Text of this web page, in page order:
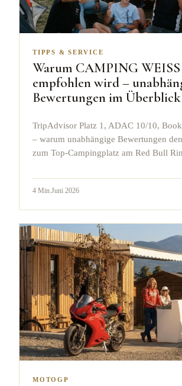
TIPPS & SERVICE
Warum CAMPING WEISS
empfohlen wird –
Bewertungen im Überblick
TripAdvisor Platz 1, ADAC 10/10,
– warum unabhängige Bewertungen
zum Top-Campingplatz am Red Bull
4 Min. Juni 2026
MOTOGP